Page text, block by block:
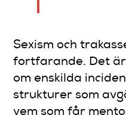
Sexism och
fortfarande. Det
om enskilda
strukturer som
vem som får